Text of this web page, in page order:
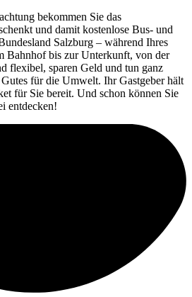
bekommen Sie das
und damit kostenlose Bus- und
Salzburg – während Ihres
Bahnhof bis zur Unterkunft, von der
flexibel, sparen Geld und tun ganz
für die Umwelt. Ihr Gastgeber hält
für Sie bereit. Und schon können Sie
entdecken!